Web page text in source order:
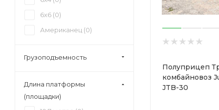
Полуприцеп
комбайновоз
JTB-30
6x6 (0)
Американец (0)
Грузоподъемность
Длина платформы
(площадки)